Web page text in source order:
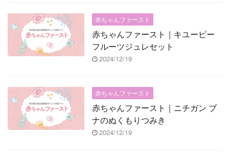
赤ちゃんファースト
赤ちゃんファースト｜キユーピー
フルーツジュレセット
2024/12/19
赤ちゃんファースト
赤ちゃんファースト｜ニチガン ブ
ナのぬくもりつみき
2024/12/19